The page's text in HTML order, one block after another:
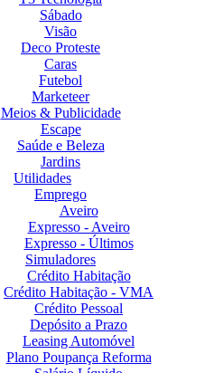
Sábado
Visão
Deco Proteste
Caras
Futebol
Marketeer
Meios & Publicidade
Escape
Saúde e Beleza
Jardins
Utilidades
Emprego
Aveiro
Expresso - Aveiro
Expresso - Últimos
Simuladores
Crédito Habitação
Crédito Habitação - VMA
Crédito Pessoal
Depósito a Prazo
Leasing Automóvel
Plano Poupança Reforma